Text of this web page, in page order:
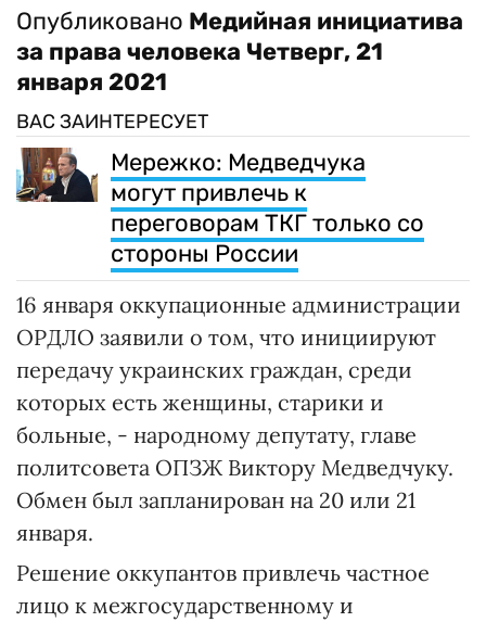
Опубликовано Медийная инициатива
за права человека Четверг, 21
января 2021
ВАС ЗАИНТЕРЕСУЕТ
Мережко: Медведчука
могут привлечь к
переговорам ТКГ только со
стороны России
16 января оккупационные администрации
ОРДЛО заявили о том, что инициируют
передачу украинских граждан, среди
которых есть женщины, старики и
больные, - народному депутату, главе
политсовета ОПЗЖ Виктору Медведчуку.
Обмен был запланирован на 20 или 21
января.
Решение оккупантов привлечь частное
лицо к межгосударственному и